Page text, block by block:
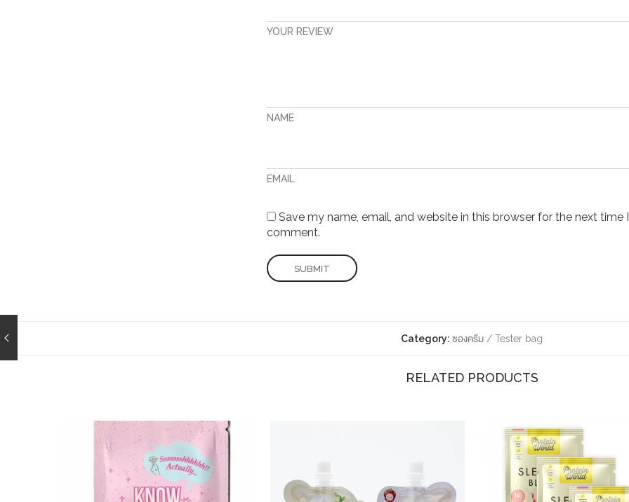
YOUR REVIEW
NAME
EMAIL
Save my name, email, and website in this browser for the next time I
comment.
Category: ซองครีม / Tester bag
RELATED PRODUCTS